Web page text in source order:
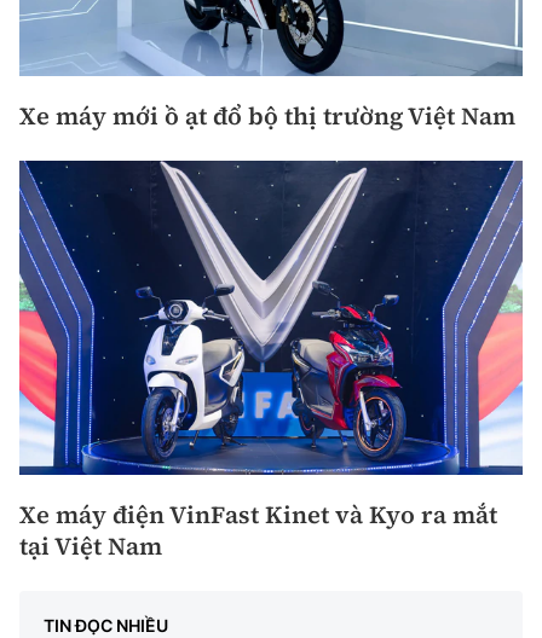
Xe máy mới ồ ạt đổ bộ thị trường Việt Nam
Xe máy điện VinFast Kinet và Kyo ra mắt
tại Việt Nam
TIN ĐỌC NHIỀU